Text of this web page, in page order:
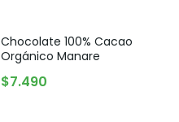
Chocolate 100% Cacao
Orgánico Manare
$7.490